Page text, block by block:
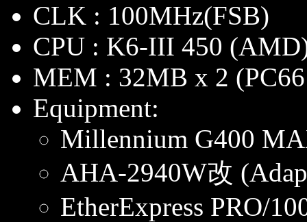
CLK : 100MHz(FSB)
CPU : K6-III 450
MEM : 32MB x 2
Equipment:
Millennium G400
AHA-2940W改
EtherExpress PRO/